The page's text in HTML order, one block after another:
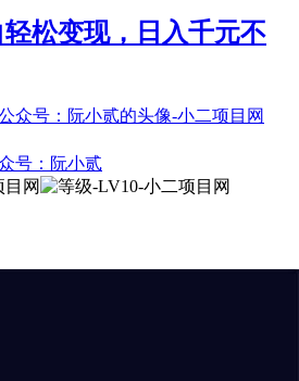
松变现，日入千元不
号：阮小贰